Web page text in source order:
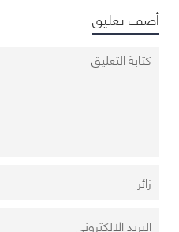
أضف تعليق